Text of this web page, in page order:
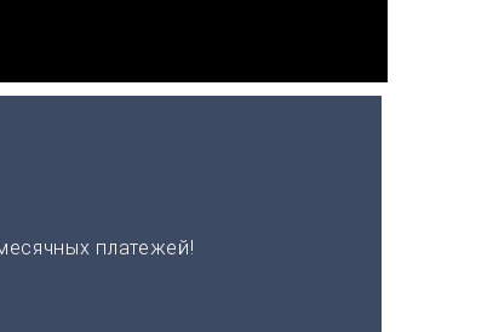
платежей!